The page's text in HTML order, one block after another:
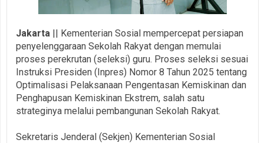
Jakarta || Kementerian Sosial mempercepat persiapan
penyelenggaraan Sekolah Rakyat dengan memulai
proses perekrutan (seleksi) guru. Proses seleksi sesuai
Instruksi Presiden (Inpres) Nomor 8 Tahun 2025 tentang
Optimalisasi Pelaksanaan Pengentasan Kemiskinan dan
Penghapusan Kemiskinan Ekstrem, salah satu
strateginya melalui pembangunan Sekolah Rakyat.
Sekretaris Jenderal (Sekjen) Kementerian Sosial